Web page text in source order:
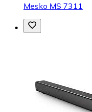
Mesko MS 7311